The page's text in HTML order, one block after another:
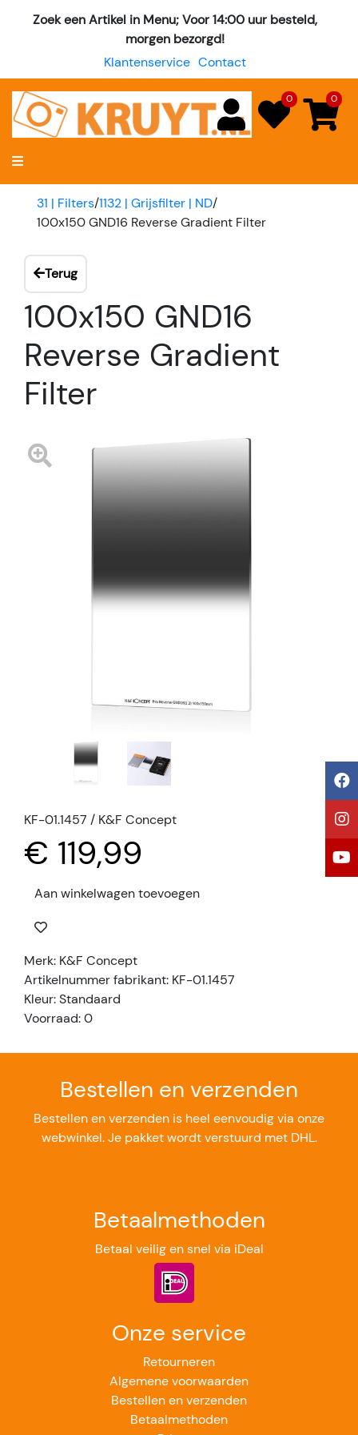
Zoek een Artikel in Menu; Voor 14:00 uur besteld,
morgen bezorgd!
Klantenservice Contact
0 0
31 | Filters/1132 | Grijsfilter | ND/
100x150 GND16 Reverse Gradient Filter
Terug
100x150 GND16
Reverse Gradient
Filter
KF-01.1457 / K&F Concept
€ 119,99
Aan winkelwagen toevoegen
Merk: K&F Concept
Artikelnummer fabrikant: KF-01.1457
Kleur: Standaard
Voorraad: 0
Bestellen en verzenden
Bestellen en verzenden is heel eenvoudig via onze
webwinkel. Je pakket wordt verstuurd met DHL.
Betaalmethoden
Betaal veilig en snel via iDeal
Onze service
Retourneren
Algemene voorwaarden
Bestellen en verzenden
Betaalmethoden